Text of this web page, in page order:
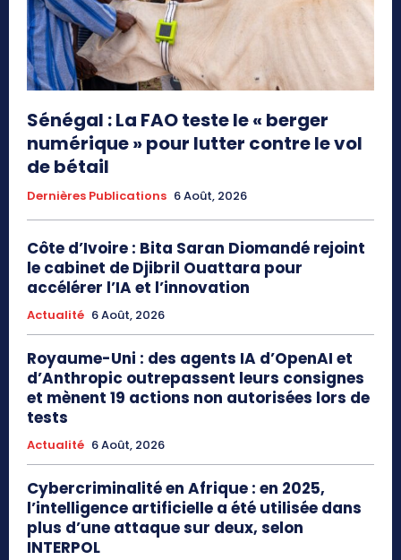
Sénégal : La FAO teste le « berger
numérique » pour lutter contre le vol
de bétail
Dernières Publications 6 Août, 2026
Côte d’Ivoire : Bita Saran Diomandé rejoint
le cabinet de Djibril Ouattara pour
accélérer l’IA et l’innovation
Actualité 6 Août, 2026
Royaume-Uni : des agents IA d’OpenAI et
d’Anthropic outrepassent leurs consignes
et mènent 19 actions non autorisées lors de
tests
Actualité 6 Août, 2026
Cybercriminalité en Afrique : en 2025,
l’intelligence artificielle a été utilisée dans
plus d’une attaque sur deux, selon
INTERPOL